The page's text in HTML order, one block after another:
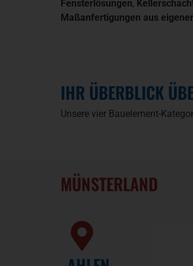
Fensterlösungen,
Maßanfertigungen aus
IHR ÜBERBLICK
Unsere vier Bauelement-
MÜNSTERLAND